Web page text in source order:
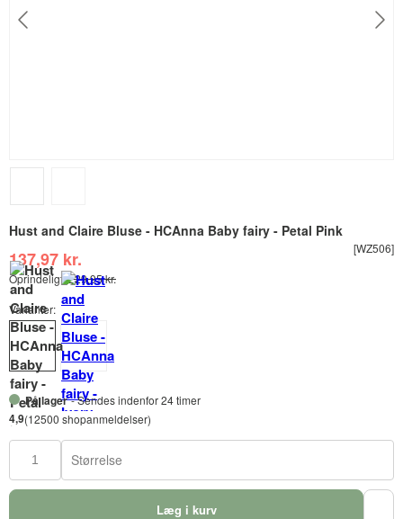
Hust and Claire Bluse - HCAnna Baby fairy - Petal Pink
[WZ506]
137,97 kr.
Oprindeligt:229,95 kr.
Varianter:
På lager- Sendes indenfor 24 timer
4,9(12500 shopanmeldelser)
Størrelse
Læg i kurv